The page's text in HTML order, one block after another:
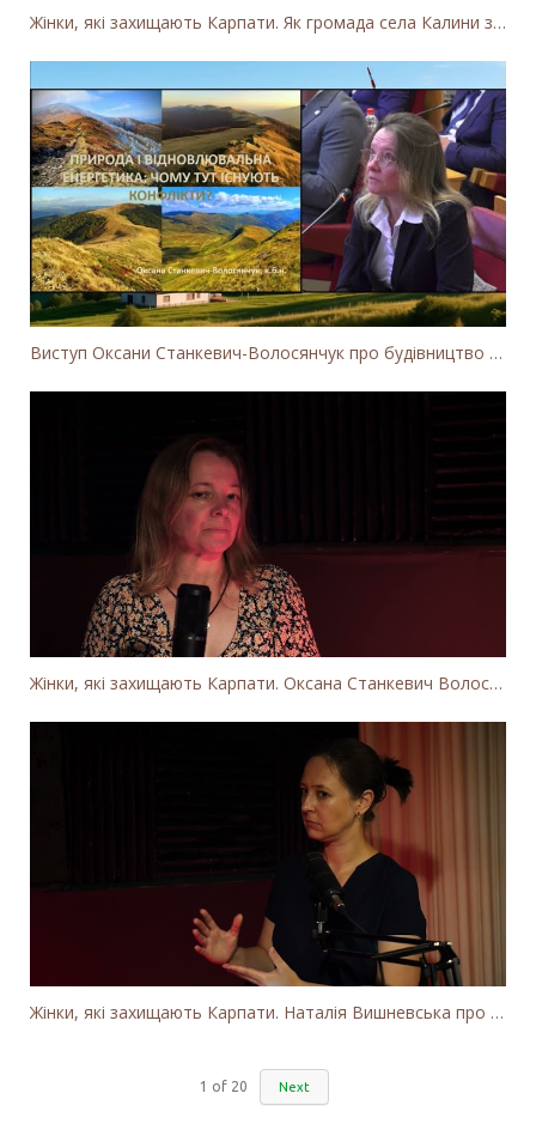
Жінки, які захищають Карпати. Як громада села Калини захищає річку Тересву від забудови МГЕС
Виступ Оксани Станкевич-Волосянчук про будівництво вітропарків у Закарпатській області
Жінки, які захищають Карпати. Оксана Станкевич Волосянчук про вітряки на високогір'ї Карпат
Жінки, які захищають Карпати. Наталія Вишневська про вітряки в Закарпатті та участь громадськості
1 of 20 Next